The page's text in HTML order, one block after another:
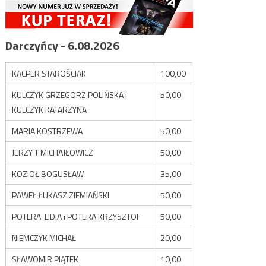
Darczyńcy - 6.08.2026
KACPER STAROŚCIAK
100,00
KULCZYK GRZEGORZ POLIŃSKA i
KULCZYK KATARZYNA
50,00
MARIA KOSTRZEWA
50,00
JERZY T MICHAJŁOWICZ
50,00
KOZIOŁ BOGUSŁAW
35,00
PAWEŁ ŁUKASZ ZIEMIAŃSKI
50,00
POTERA LIDIA i POTERA KRZYSZTOF
50,00
NIEMCZYK MICHAŁ
20,00
SŁAWOMIR PIĄTEK
10,00